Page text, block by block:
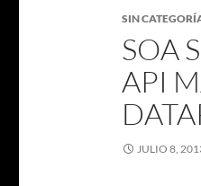
SIN
SOA
API
JULIO 8,